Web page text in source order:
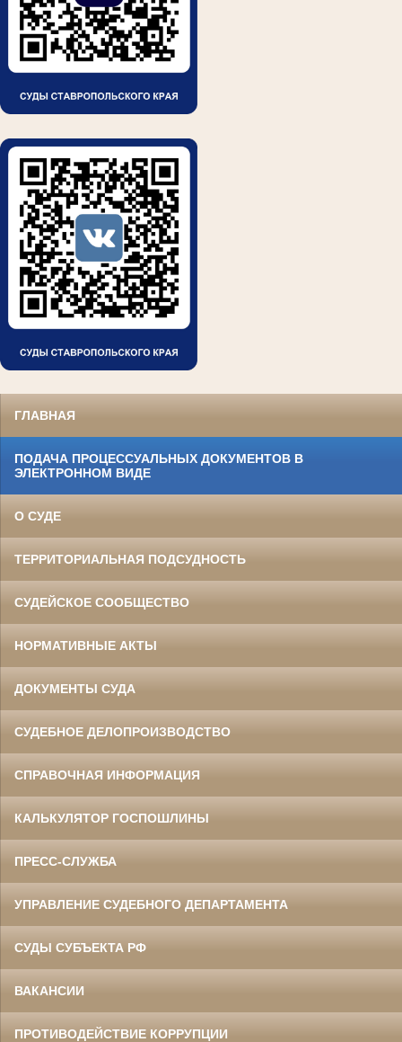
ГЛАВНАЯ
ПОДАЧА ПРОЦЕССУАЛЬНЫХ ДОКУМЕНТОВ В
ЭЛЕКТРОННОМ ВИДЕ
О СУДЕ
ТЕРРИТОРИАЛЬНАЯ ПОДСУДНОСТЬ
СУДЕЙСКОЕ СООБЩЕСТВО
НОРМАТИВНЫЕ АКТЫ
ДОКУМЕНТЫ СУДА
СУДЕБНОЕ ДЕЛОПРОИЗВОДСТВО
СПРАВОЧНАЯ ИНФОРМАЦИЯ
КАЛЬКУЛЯТОР ГОСПОШЛИНЫ
ПРЕСС-СЛУЖБА
УПРАВЛЕНИЕ СУДЕБНОГО ДЕПАРТАМЕНТА
СУДЫ СУБЪЕКТА РФ
ВАКАНСИИ
ПРОТИВОДЕЙСТВИЕ КОРРУПЦИИ